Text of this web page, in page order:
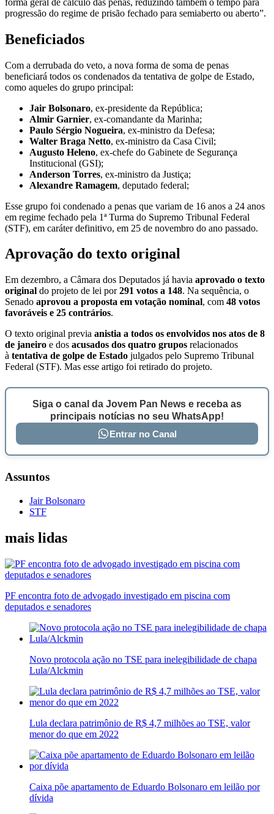
progressão do regime de prisão fechado para semiaberto ou aberto”.
Beneficiados
Com a derrubada do veto, a nova forma de soma de penas
beneficiará todos os condenados da tentativa de golpe de Estado,
como aqueles do grupo principal:
Jair Bolsonaro, ex-presidente da República;
Almir Garnier, ex-comandante da Marinha;
Paulo Sérgio Nogueira, ex-ministro da Defesa;
Walter Braga Netto, ex-ministro da Casa Civil;
Augusto Heleno, ex-chefe do Gabinete de Segurança
Institucional (GSI);
Anderson Torres, ex-ministro da Justiça;
Alexandre Ramagem, deputado federal;
Esse grupo foi condenado a penas que variam de 16 anos a 24 anos
em regime fechado pela 1ª Turma do Supremo Tribunal Federal
(STF), em caráter definitivo, em 25 de novembro do ano passado.
Aprovação do texto original
Em dezembro, a Câmara dos Deputados já havia aprovado o texto
original do projeto de lei por291 votos a 148. Na sequência, o
Senado aprovou a proposta em votação nominal, com 48 votos
favoráveis e 25 contrários.
O texto original previa anistia a todos os envolvidos nos atos de 8
de janeiro e dos acusados dos quatro grupos relacionados
à tentativa de golpe de Estado julgados pelo Supremo Tribunal
Federal (STF). Mas esse artigo foi retirado do projeto.
Siga o canal da Jovem Pan News e receba as
principais notícias no seu WhatsApp!
Entrar no Canal
Assuntos
Jair Bolsonaro
STF
mais lidas
PF encontra foto de advogado investigado em piscina com
deputados e senadores
Novo protocola ação no TSE para inelegibilidade de chapa
Lula/Alckmin
Lula declara patrimônio de R$ 4,7 milhões ao TSE, valor
menor do que em 2022
Caixa põe apartamento de Eduardo Bolsonaro em leilão por
dívida